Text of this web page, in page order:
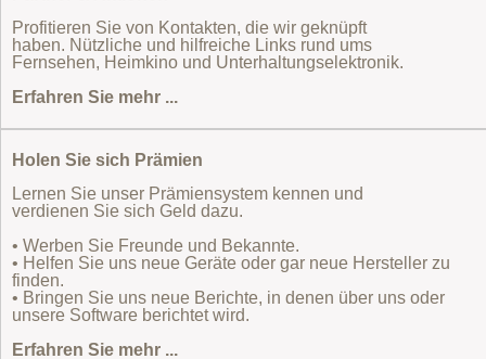
Profitieren Sie von Kontakten, die wir geknüpft
haben. Nützliche und hilfreiche Links rund ums
Fernsehen, Heimkino und Unterhaltungselektronik.
Erfahren Sie mehr ...
Holen Sie sich Prämien
Lernen Sie unser Prämiensystem kennen und
verdienen Sie sich Geld dazu.
• Werben Sie Freunde und Bekannte.
• Helfen Sie uns neue Geräte oder gar neue Hersteller zu
finden.
• Bringen Sie uns neue Berichte, in denen über uns oder
unsere Software berichtet wird.
Erfahren Sie mehr ...